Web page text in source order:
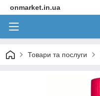
onmarket.in.ua
Товари та послуги